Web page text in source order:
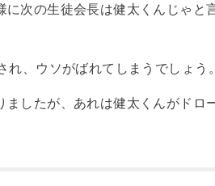
次の生徒会長は健太くんじゃと
、ウソがばれてしまうでしょう。
したが、あれは健太くんがドロ